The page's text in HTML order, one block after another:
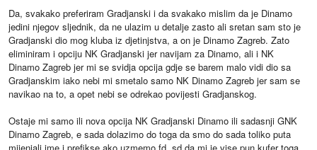
Da, svakako preferiram Gradjanski i da svakako mislim da je Dinamo
jedini njegov sljednik, da ne ulazim u detalje zasto ali sretan sam sto je
Gradjanski dio mog kluba iz djetinjstva, a on je Dinamo Zagreb. Zato
eliminiram i opciju NK Gradjanski jer navijam za Dinamo, ali i NK
Dinamo Zagreb jer mi se svidja opcija gdje se barem malo vidi dio sa
Gradjanskim iako nebi mi smetalo samo NK Dinamo Zagreb jer sam se
navikao na to, a opet nebi se odrekao povijesti Gradjanskog.
Ostaje mi samo ili nova opcija NK Gradjanski Dinamo ili sadasnji GNK
Dinamo Zagreb, e sada dolazimo do toga da smo do sada toliko puta